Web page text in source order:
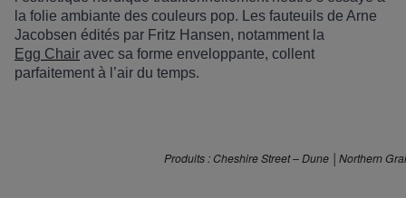
la folie ambiante des couleurs pop. Les fauteuils de Arne
Jacobsen édités par Fritz Hansen, notamment la
Egg Chair avec sa forme enveloppante, collent
parfaitement à l’air du temps.
Produits : Cheshire Street – Dune │Northern